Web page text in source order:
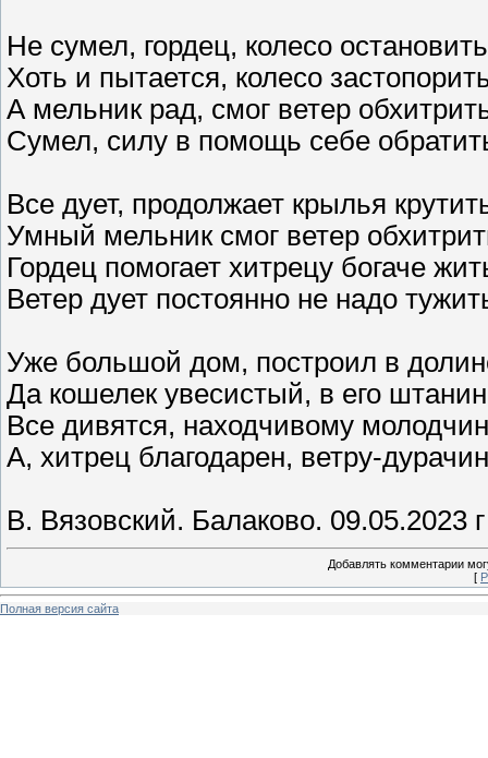
Не сумел, гордец, колесо остановить
Хоть и пытается, колесо
А мельник рад, смог ветер
Сумел, силу в помощь себе
Все дует, продолжает крылья
Умный мельник смог ветер
Гордец помогает хитрецу богаче
Ветер дует постоянно не надо
Уже большой дом, построил в
Да кошелек увесистый, в его
Все дивятся, находчивому
А, хитрец благодарен, ветру-
В. Вязовский. Балаково. 09.05.2023
Добавлять комментарии
[
Полная версия сайта